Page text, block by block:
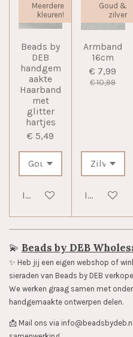
Meerdere
kleuren!
Beads by
DEB
handgem
aakte
Haarband
met
glitter
hartjes
€ 5,49
In winkelwagen
Goud &
zilver
Armband
16cm
€ 7,99
€ 10,99
In
💫 Beads by DEB
✨️ Heb jij een eigen webshop of
sieraden van Beads by DEB
We werken graag samen met
handgemaakte ontwerpen delen.
📩 Mail ons via